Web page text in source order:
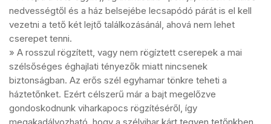
nedvességtől és a ház belsejébe lecsapódó párát is el kell
vezetni a tető két lejtő találkozásánál, ahová nem lehet
cserepet tenni.
» A rosszul rögzített, vagy nem rögíztett cserepek a mai
szélsőséges éghajlati tényezők miatt nincsenek
biztonságban. Az erős szél egyhamar tönkre teheti a
háztetőnket. Ezért célszerű már a bajt megelőzve
gondoskodnunk viharkapocs rögzítéséről, így